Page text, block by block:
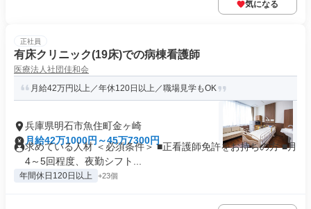
気になる
正社員
有床クリニック(19床)での病棟看護師
医療法人社団佳和会
月給42万円以上／年休120日以上／職場見学もOK
兵庫県明石市魚住町金ヶ崎
月給42万1000円～45万7300円
求めている人材 ＜必須条件＞ ■正看護師免許をお持ちの方 ■月
4～5回程度、夜勤シフト...
年間休日120日以上 +23個